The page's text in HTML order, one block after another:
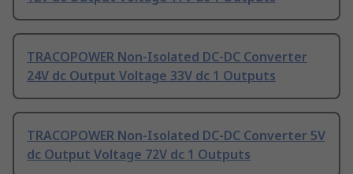
TRACOPOWER Non-Isolated DC-DC Converter
24V dc Output Voltage 33V dc 1 Outputs
TRACOPOWER Non-Isolated DC-DC Converter 5V
dc Output Voltage 72V dc 1 Outputs